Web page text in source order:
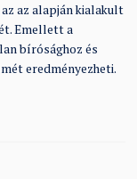
az alapján kialakult
Emellett a
bírósághoz és
eredményezheti.